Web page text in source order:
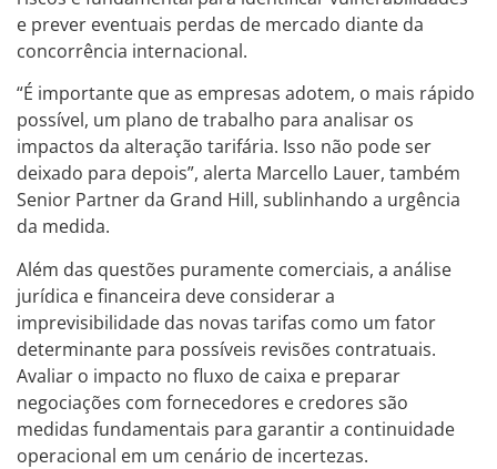
e prever eventuais perdas de mercado diante da
concorrência internacional.
“É importante que as empresas adotem, o mais rápido
possível, um plano de trabalho para analisar os
impactos da alteração tarifária. Isso não pode ser
deixado para depois”, alerta Marcello Lauer, também
Senior Partner da Grand Hill, sublinhando a urgência
da medida.
Além das questões puramente comerciais, a análise
jurídica e financeira deve considerar a
imprevisibilidade das novas tarifas como um fator
determinante para possíveis revisões contratuais.
Avaliar o impacto no fluxo de caixa e preparar
negociações com fornecedores e credores são
medidas fundamentais para garantir a continuidade
operacional em um cenário de incertezas.